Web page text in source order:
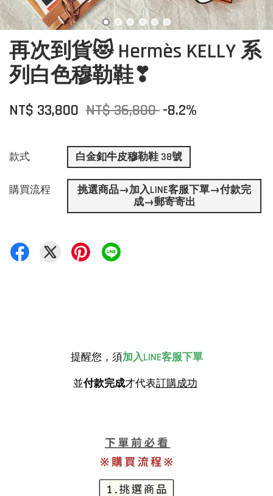
再次到貨😻 Hermès KELLY 系
列白色穆勒鞋❣
NT$ 33,800 NT$ 36,800-8.2%
款式 白金釦牛皮穆勒鞋 38號
購買流程
挑選商品→加入LINE客服下單→付款完
成→郵寄寄出
提醒您，須加入LINE客服下單
並付款完成才代表訂購成功